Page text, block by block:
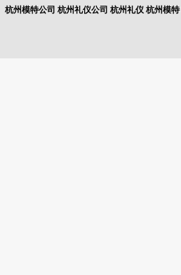
杭州模特公司 杭州礼仪公司 杭州礼仪 杭州模特